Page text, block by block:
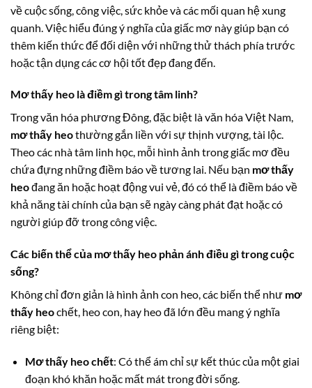
về cuộc sống, công việc, sức khỏe và các mối quan hệ xung
quanh. Việc hiểu đúng ý nghĩa của giấc mơ này giúp bạn có
thêm kiến thức để đối diện với những thử thách phía trước
hoặc tận dụng các cơ hội tốt đẹp đang đến.
Mơ thấy heo là điềm gì trong tâm linh?
Trong văn hóa phương Đông, đặc biệt là văn hóa Việt Nam,
mơ thấy heothường gắn liền với sự thịnh vượng, tài lộc.
Theo các nhà tâm linh học, mỗi hình ảnh trong giấc mơ đều
chứa đựng những điềm báo về tương lai. Nếu bạn mơ thấy
heođang ăn hoặc hoạt động vui vẻ, đó có thể là điềm báo về
khả năng tài chính của bạn sẽ ngày càng phát đạt hoặc có
người giúp đỡ trong công việc.
Các biến thể của mơ thấy heo phản ánh điều gì trong cuộc
sống?
Không chỉ đơn giản là hình ảnh con heo, các biến thể như mơ
thấy heochết, heo con, hay heo đã lớn đều mang ý nghĩa
riêng biệt:
Mơ thấy heo chết: Có thể ám chỉ sự kết thúc của một giai
đoạn khó khăn hoặc mất mát trong đời sống.